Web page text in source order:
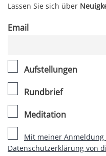
Lassen Sie sich über
Email
Aufstellungen
Rundbrief
Meditation
Mit meiner
Datenschutzerklärung von